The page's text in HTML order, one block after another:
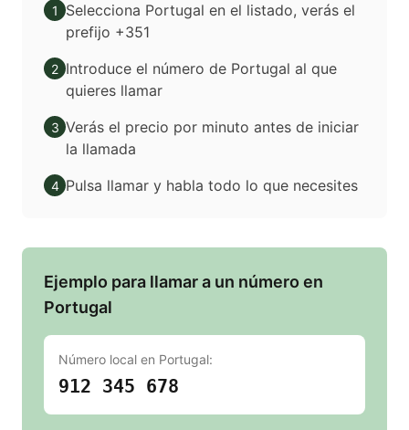
1
Selecciona Portugal en el listado, verás el
prefijo +351
2 Introduce el número de Portugal al que
quieres llamar
3 Verás el precio por minuto antes de iniciar
la llamada
4 Pulsa llamar y habla todo lo que necesites
Ejemplo para llamar a un número en
Portugal
Número local en Portugal:
912 345 678